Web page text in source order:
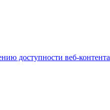
доступности веб-контента